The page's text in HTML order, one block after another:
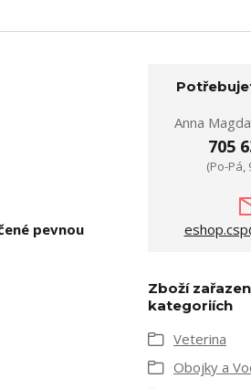
pevnou
Anna
705
(Po-Pá,
Zboží
kategoriích
Veterina
Obojky a